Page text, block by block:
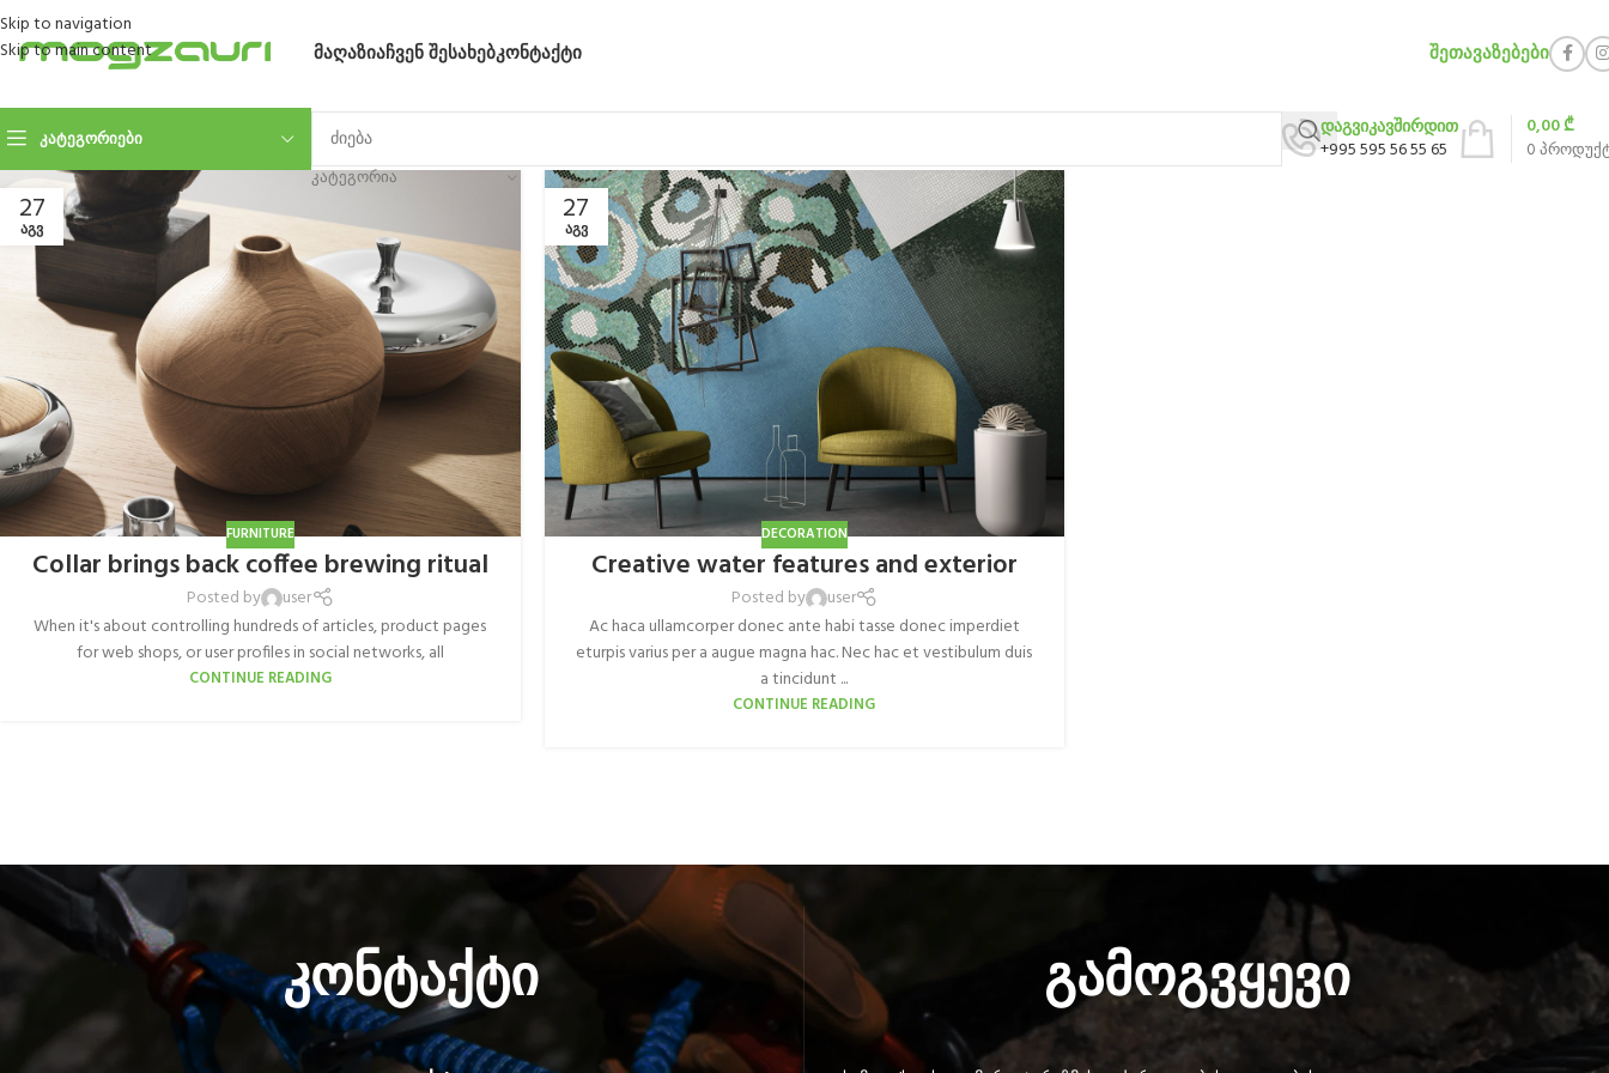
Skip to navigation
Skip to main content
ᲛᲐᲦᲐᲖᲘᲐᲩᲕᲔᲜ ᲨᲔᲡᲐᲮᲔᲑᲙᲝᲜᲢᲐᲥᲢᲘ ᲨᲔᲗᲐᲕᲐᲖᲔᲑᲔᲑᲘ
ᲙᲐᲢᲔᲒᲝᲠᲘᲔᲑᲘ
ᲙᲐᲢᲔᲒᲝᲠᲘᲐ
დაგვიკავშირდით
+995 595 56 55 65
0
0,00₾
27
ᲐᲒᲕ
FURNITURE
Collar brings back coffee brewing ritual
Posted by
user
When it's about controlling hundreds of articles, product pages
for web shops, or user profiles in social networks, all
CONTINUE READING
27
ᲐᲒᲕ
DECORATION
Creative water features and exterior
Posted by
user
Ac haca ullamcorper donec ante habi tasse donec imperdiet
eturpis varius per a augue magna hac. Nec hac et vestibulum duis
a tincidunt ...
CONTINUE READING
კონტაქტი გამოგვყევი